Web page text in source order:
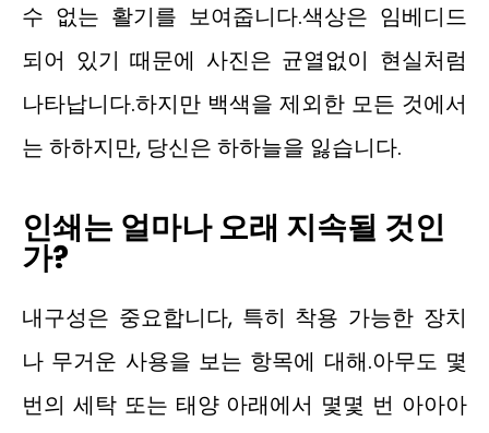
수 없는 활기를 보여줍니다.색상은 임베디드
되어 있기 때문에 사진은 균열없이 현실처럼
나타납니다.하지만 백색을 제외한 모든 것에서
는 하하지만, 당신은 하하늘을 잃습니다.
인쇄는 얼마나 오래 지속될 것인
가?
내구성은 중요합니다, 특히 착용 가능한 장치
나 무거운 사용을 보는 항목에 대해.아무도 몇
번의 세탁 또는 태양 아래에서 몇몇 번 아아아